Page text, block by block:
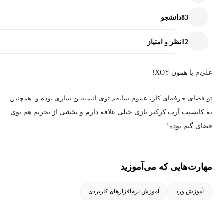
83دانشجو
12نظر و امتیاز
علی‌َم یا همون XOY!
تو فضای حرفه‌ای کار، عموم سابقم توی انیمیشن سازی بوده و همچنین
به کانسپت آرت کرکتر بازی خیلی علاقه دارم و بخشی از تجربم هم توی
فضای گیم بوده!
مهارت‌هایی که می‌آموزید
آموزش ورد آموزش نرم‌افزارهای کاربردی